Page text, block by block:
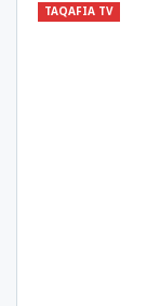
TAQAFIA TV